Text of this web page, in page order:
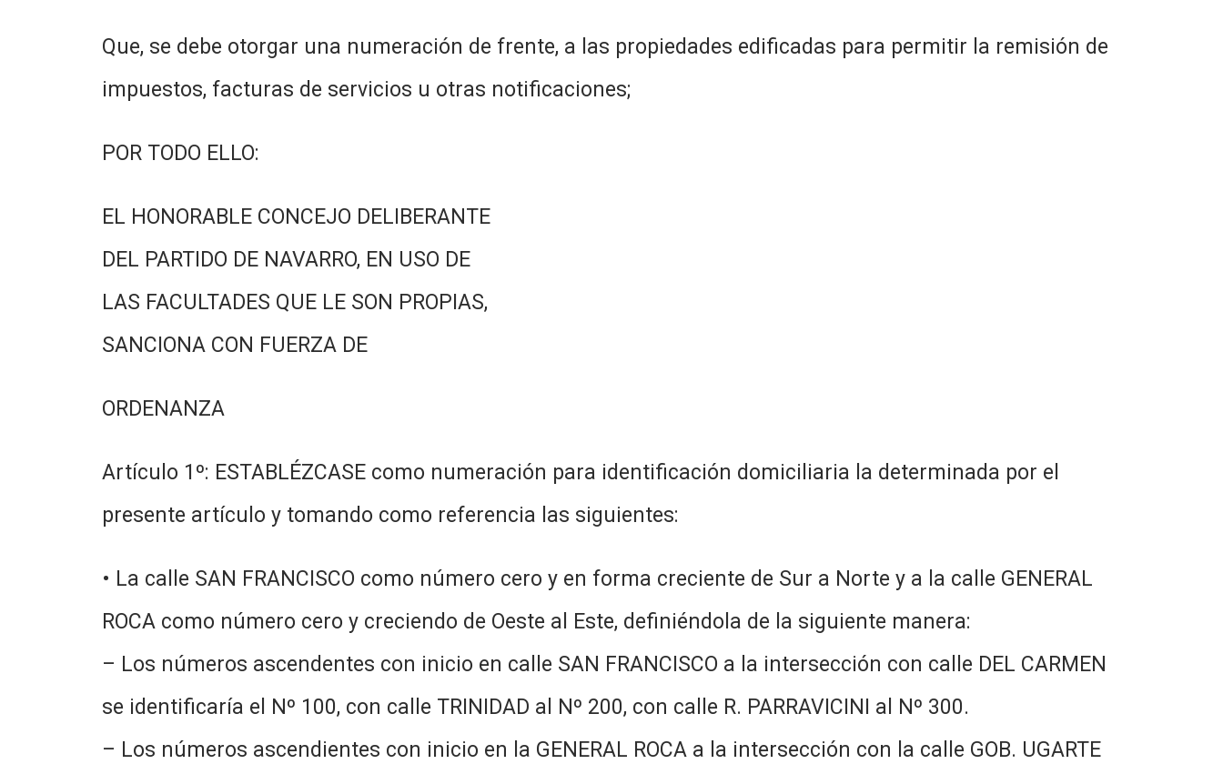
Que, se debe otorgar una numeración de frente, a las propiedades edificadas para permitir la remisión de
impuestos, facturas de servicios u otras notificaciones;
POR TODO ELLO:
EL HONORABLE CONCEJO DELIBERANTE
DEL PARTIDO DE NAVARRO, EN USO DE
LAS FACULTADES QUE LE SON PROPIAS,
SANCIONA CON FUERZA DE
ORDENANZA
Artículo 1º: ESTABLÉZCASE como numeración para identificación domiciliaria la determinada por el
presente artículo y tomando como referencia las siguientes:
• La calle SAN FRANCISCO como número cero y en forma creciente de Sur a Norte y a la calle GENERAL
ROCA como número cero y creciendo de Oeste al Este, definiéndola de la siguiente manera:
– Los números ascendentes con inicio en calle SAN FRANCISCO a la intersección con calle DEL CARMEN
se identificaría el Nº 100, con calle TRINIDAD al Nº 200, con calle R. PARRAVICINI al Nº 300.
– Los números ascendientes con inicio en la GENERAL ROCA a la intersección con la calle GOB. UGARTE